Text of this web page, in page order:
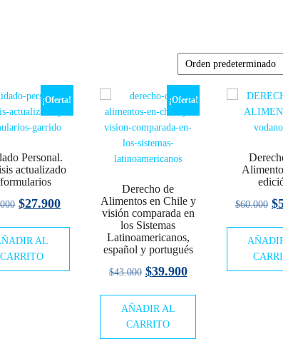
¡Oferta!
Personal.
actualizado
El
original
era:
$27.900El
AL
CARRITO
¡Oferta!
Derecho de
Alimentos en Chile y
visión comparada en
los Sistemas
Latinoamericanos,
español y portugués
$43.000 El
original
era:
$39.900El
AÑADIR AL
CARRITO
$60.000 El
$